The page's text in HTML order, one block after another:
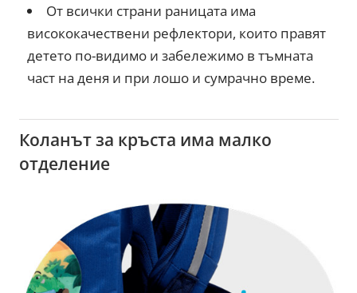
От всички страни раницата има
висококачествени рефлектори, които правят
детето по-видимо и забележимо в тъмната
част на деня и при лошо и сумрачно време.
Коланът за кръста има малко
отделение